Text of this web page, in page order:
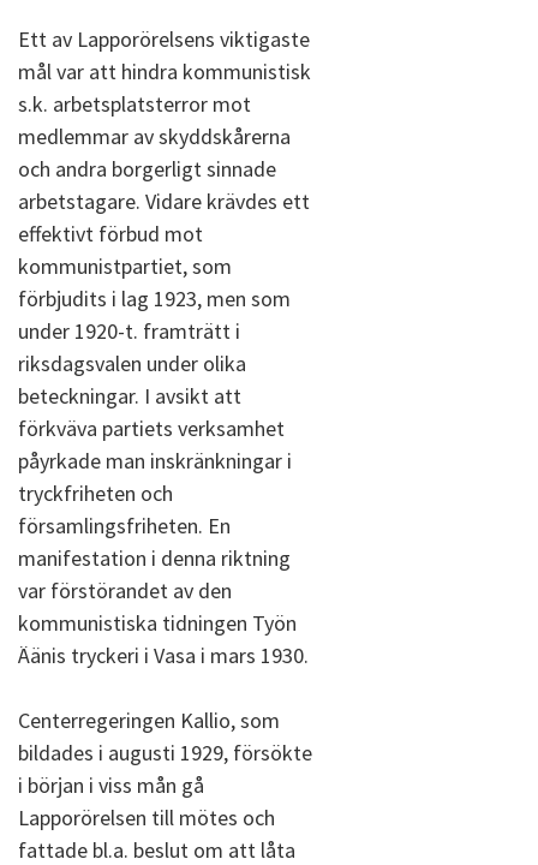
Ett av Lapporörelsens viktigaste
mål var att hindra kommunistisk
s.k. arbetsplatsterror mot
medlemmar av skyddskårerna
och andra borgerligt sinnade
arbetstagare. Vidare krävdes ett
effektivt förbud mot
kommunistpartiet, som
förbjudits i lag 1923, men som
under 1920-t. framträtt i
riksdagsvalen under olika
beteckningar. I avsikt att
förkväva partiets verksamhet
påyrkade man inskränkningar i
tryckfriheten och
församlingsfriheten. En
manifestation i denna riktning
var förstörandet av den
kommunistiska tidningen Työn
Äänis tryckeri i Vasa i mars 1930.
Centerregeringen Kallio, som
bildades i augusti 1929, försökte
i början i viss mån gå
Lapporörelsen till mötes och
fattade bl.a. beslut om att låta